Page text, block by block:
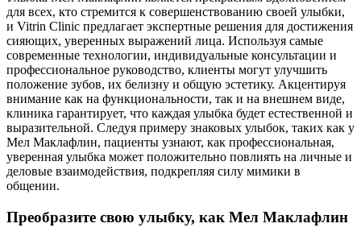
для всех, кто стремится к совершенствованию своей улыбки,
и Vitrin Clinic предлагает экспертные решения для достижения
сияющих, уверенных выражений лица. Используя самые
современные технологии, индивидуальные консультации и
профессиональное руководство, клиенты могут улучшить
положение зубов, их белизну и общую эстетику. Акцентируя
внимание как на функциональности, так и на внешнем виде,
клиника гарантирует, что каждая улыбка будет естественной и
выразительной. Следуя примеру знаковых улыбок, таких как у
Мел Маклафлин, пациенты узнают, как профессиональная,
уверенная улыбка может положительно повлиять на личные и
деловые взаимодействия, подкрепляя силу мимики в
общении.
Преобразите свою улыбку, как Мел Маклафлин